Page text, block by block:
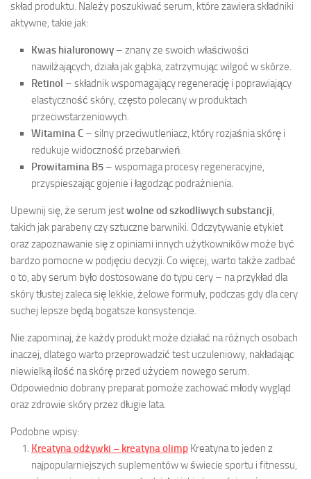
skład produktu. Należy poszukiwać serum, które zawiera składniki
aktywne, takie jak:
Kwas hialuronowy – znany ze swoich właściwości
nawilżających, działa jak gąbka, zatrzymując wilgoć w skórze.
Retinol – składnik wspomagający regenerację i poprawiający
elastyczność skóry, często polecany w produktach
przeciwstarzeniowych.
Witamina C – silny przeciwutleniacz, który rozjaśnia skórę i
redukuje widoczność przebarwień.
Prowitamina B5 – wspomaga procesy regeneracyjne,
przyspieszając gojenie i łagodząc podrażnienia.
Upewnij się, że serum jestwolne od szkodliwych substancji
takich jak parabeny czy sztuczne barwniki. Odczytywanie etykiet
oraz zapoznawanie się z opiniami innych użytkowników może być
bardzo pomocne w podjęciu decyzji. Co więcej, warto także zadbać
o to, aby serum było dostosowane do typu cery – na przykład dla
skóry tłustej zaleca się lekkie, żelowe formuły, podczas gdy dla cery
suchej lepsze będą bogatsze konsystencje.
Nie zapominaj, że każdy produkt może działać na różnych osobach
inaczej, dlatego warto przeprowadzić test uczuleniowy, nakładając
niewielką ilość na skórę przed użyciem nowego serum.
Odpowiednio dobrany preparat pomoże zachować młody wygląd
oraz zdrowie skóry przez długie lata.
Podobne wpisy:
Kreatyna odżywki – kreatyna olimp Kreatyna to jeden z
najpopularniejszych suplementów w świecie sportu i fitnessu,